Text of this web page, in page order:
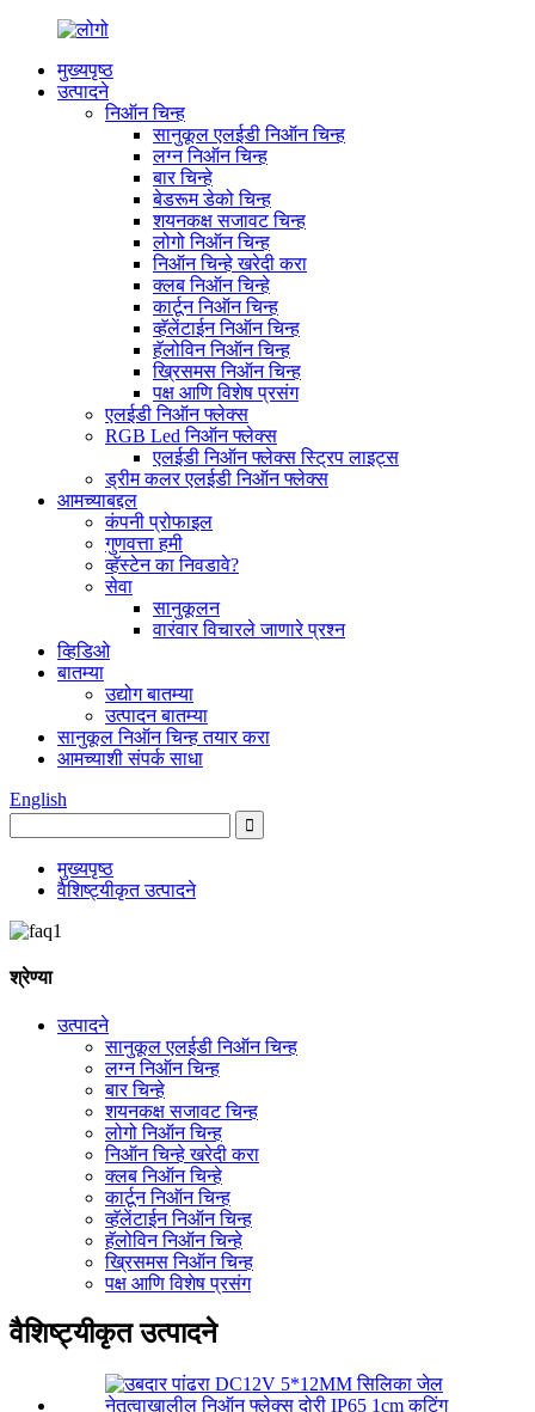
मुख्यपृष्ठ
उत्पादने
निऑन चिन्ह
सानुकूल एलईडी निऑन चिन्ह
लग्न निऑन चिन्ह
बार चिन्हे
बेडरूम डेको चिन्ह
शयनकक्ष सजावट चिन्ह
लोगो निऑन चिन्ह
निऑन चिन्हे खरेदी करा
क्लब निऑन चिन्हे
कार्टून निऑन चिन्ह
व्हॅलेंटाईन निऑन चिन्ह
हॅलोविन निऑन चिन्ह
ख्रिसमस निऑन चिन्ह
पक्ष आणि विशेष प्रसंग
एलईडी निऑन फ्लेक्स
RGB Led निऑन फ्लेक्स
एलईडी निऑन फ्लेक्स स्ट्रिप लाइट्स
ड्रीम कलर एलईडी निऑन फ्लेक्स
आमच्याबद्दल
कंपनी प्रोफाइल
गुणवत्ता हमी
व्हॅस्टेन का निवडावे?
सेवा
सानुकूलन
वारंवार विचारले जाणारे प्रश्न
व्हिडिओ
बातम्या
उद्योग बातम्या
उत्पादन बातम्या
सानुकूल निऑन चिन्ह तयार करा
आमच्याशी संपर्क साधा
English
मुख्यपृष्ठ
वैशिष्ट्यीकृत उत्पादने
श्रेण्या
उत्पादने
सानुकूल एलईडी निऑन चिन्ह
लग्न निऑन चिन्ह
बार चिन्हे
शयनकक्ष सजावट चिन्ह
लोगो निऑन चिन्ह
निऑन चिन्हे खरेदी करा
क्लब निऑन चिन्हे
कार्टून निऑन चिन्ह
व्हॅलेंटाईन निऑन चिन्ह
हॅलोविन निऑन चिन्हे
ख्रिसमस निऑन चिन्ह
पक्ष आणि विशेष प्रसंग
वैशिष्ट्यीकृत उत्पादने